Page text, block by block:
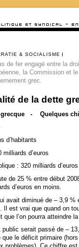
& SOCIALISME
de fer engagé entre la
la Commission et
grec.
de la dette
grecque - Quelques
d’habitants
milliards d’euros
: 320 milliards
de 25 % entre début
d’euros en moins.
avait diminué de – 3,9 %
Il est vrai que quand on
que l’on pourra atteindre la
public serait passé de –
que le déficit primaire